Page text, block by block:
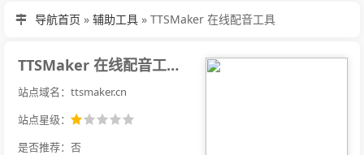
导航首页 » 辅助工具 » TTSMaker 在线配音工具
TTSMaker 在线配音工具
站点域名：ttsmaker.cn
站点星级：
是否推荐：否